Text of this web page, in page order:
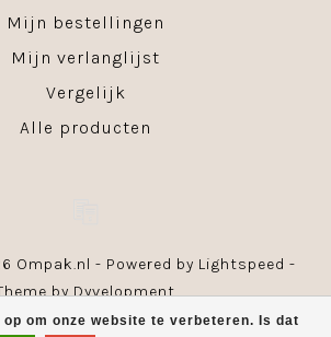
om onze website te verbeteren. Is dat
Mijn bestellingen
Mijn verlanglijst
Vergelijk
Alle producten
Ompak.nl - Powered by Lightspeed -
byDyvelopment